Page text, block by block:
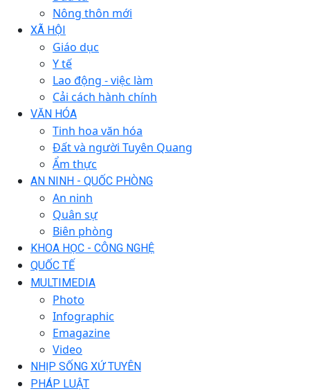
Nông thôn mới
XÃ HỘI
Giáo dục
Y tế
Lao động - việc làm
Cải cách hành chính
VĂN HÓA
Tinh hoa văn hóa
Đất và người Tuyên Quang
Ẩm thực
AN NINH - QUỐC PHÒNG
An ninh
Quân sự
Biên phòng
KHOA HỌC - CÔNG NGHỆ
QUỐC TẾ
MULTIMEDIA
Photo
Infographic
Emagazine
Video
NHỊP SỐNG XỨ TUYÊN
PHÁP LUẬT